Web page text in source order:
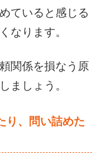
ていると感じる
なります。
関係を損なう原
ましょう。
り、問い詰めた